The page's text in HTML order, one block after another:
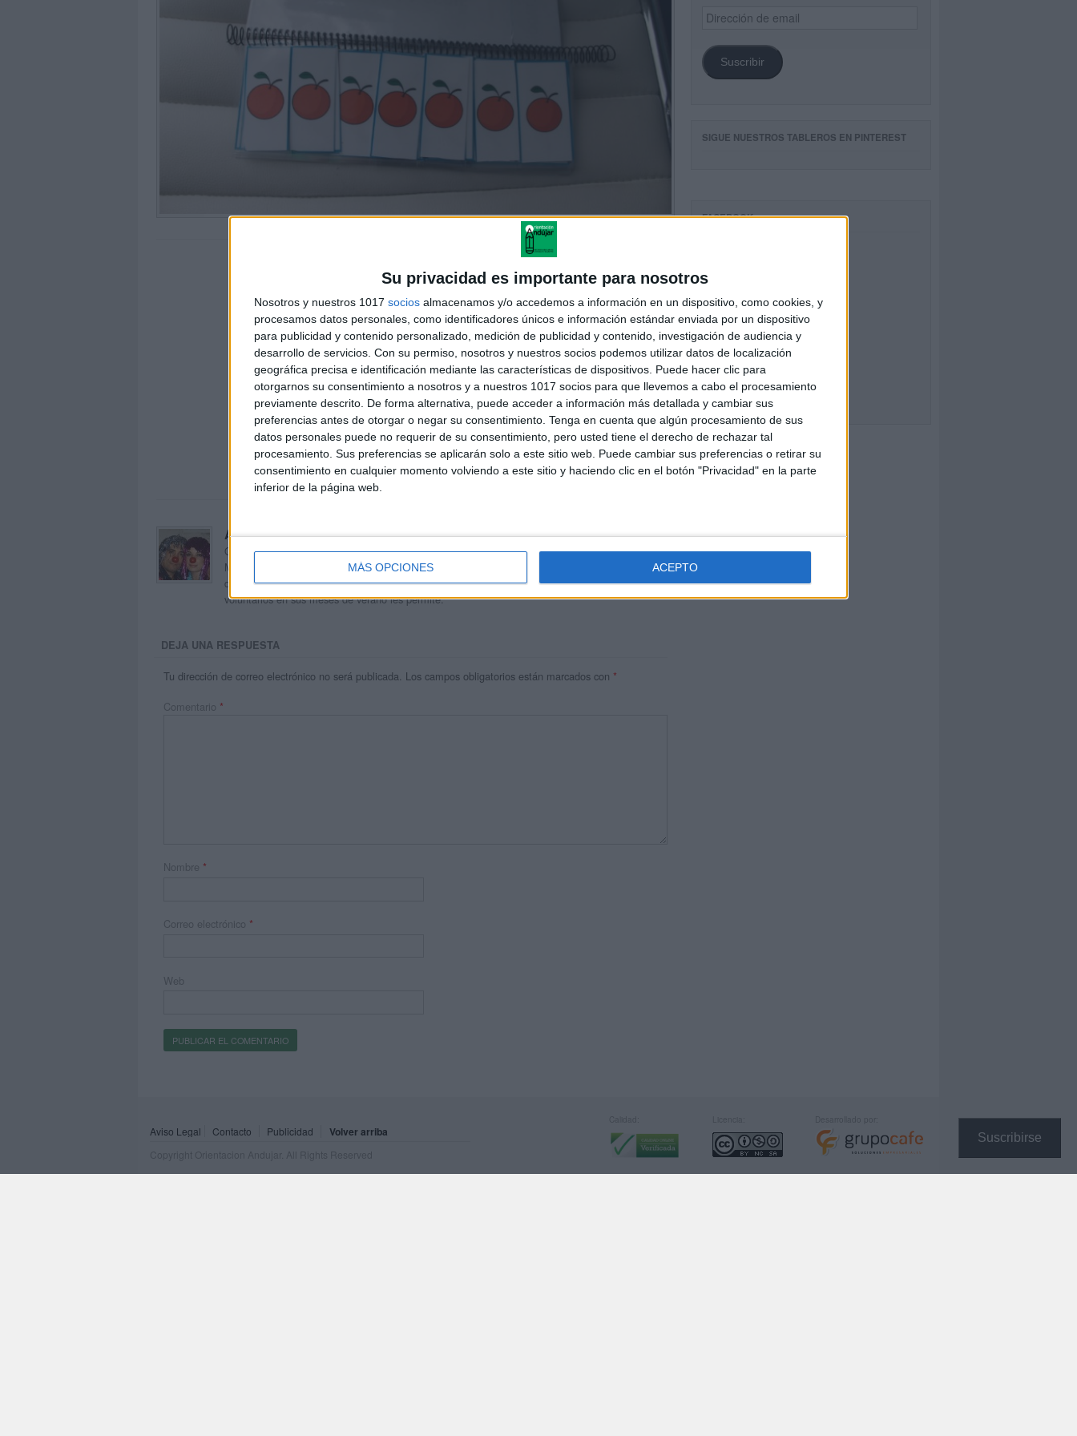
Su privacidad es importante para nosotros
Nosotros y nuestros 1017 socios almacenamos y/o accedemos a información en un dispositivo, como cookies, y
procesamos datos personales, como identificadores únicos e información estándar enviada por un dispositivo
para publicidad y contenido personalizado, medición de publicidad y contenido, investigación de audiencia y
desarrollo de servicios. Con su permiso, nosotros y nuestros socios podemos utilizar datos de localización
geográfica precisa e identificación mediante las características de dispositivos. Puede hacer clic para
otorgarnos su consentimiento a nosotros y a nuestros 1017 socios para que llevemos a cabo el procesamiento
previamente descrito. De forma alternativa, puede acceder a información más detallada y cambiar sus
preferencias antes de otorgar o negar su consentimiento. Tenga en cuenta que algún procesamiento de sus
datos personales puede no requerir de su consentimiento, pero usted tiene el derecho de rechazar tal
procesamiento. Sus preferencias se aplicarán solo a este sitio web. Puede cambiar sus preferencias o retirar su
consentimiento en cualquier momento volviendo a este sitio y haciendo clic en el botón "Privacidad" en la parte
inferior de la página web.
MÁS OPCIONES ACEPTO
Suscribirse
Acerca de orientacionandujar
Orientación Andújar no es solo un blog, es la apuesta personal de dos profesores Ginés y
Maribel, que además de ser pareja, son los encargados de los contenidos que encontramos
dentro del blog y en el cual, vuelcan la mayor parte del tiempo, que sus tareas como docentes, y
voluntarios en sus meses de verano les permite.
DEJA UNA RESPUESTA
Tu dirección de correo electrónico no será publicada. Los campos obligatorios están marcados con *
Comentario *
Nombre *
Correo electrónico *
Web
Dirección
de
Suscribir
SIGUE NUESTROS TABLEROS EN PINTEREST
FACEBOOK
Aviso Legal Contacto Publicidad Volver arriba